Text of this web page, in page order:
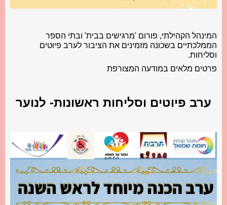
המינהל הקהילתי, פורום 'מרגישים בבית' ובתי הספר
הממלכתיים בשכונה מזמינים את הציבור לערב פיוטים
וסליחות.
פרטים מלאים במודעה המצורפת
ערב פיוטים וסליחות ראשונות- לנוער